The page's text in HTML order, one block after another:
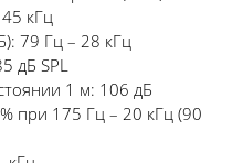
кГц
79 Гц – 28 кГц
дБ SPL
1 м: 106 дБ
при 175 Гц – 20 кГц (90